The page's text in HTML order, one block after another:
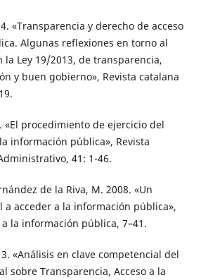
«Transparencia y derecho de acceso
Algunas reflexiones en torno al
la Ley 19/2013, de transparencia,
y buen gobierno», Revista catalana
«El procedimiento de ejercicio del
información pública», Revista
41: 1-46.
de la Riva, M. 2008. «Un
acceder a la información pública»,
la información pública, 7–41.
«Análisis en clave competencial del
sobre Transparencia, Acceso a la